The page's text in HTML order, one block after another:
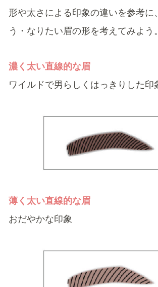
形や太さによる印象の違いを参考に
う・なりたい眉の形を考えてみよう。
濃く太い直線的な眉
ワイルドで男らしくはっきりした印
薄く太い直線的な眉
おだやかな印象